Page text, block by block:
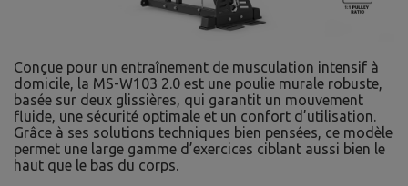
Conçue pour un entraînement de musculation intensif à
domicile, la MS-W103 2.0 est une poulie murale robuste,
basée sur deux glissières, qui garantit un mouvement
fluide, une sécurité optimale et un confort d’utilisation.
Grâce à ses solutions techniques bien pensées, ce modèle
permet une large gamme d’exercices ciblant aussi bien le
haut que le bas du corps.